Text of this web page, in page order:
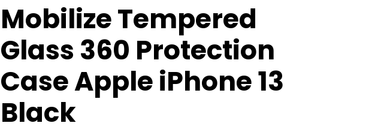
Mobilize Tempered
Glass 360 Protection
Case Apple iPhone 13
Black